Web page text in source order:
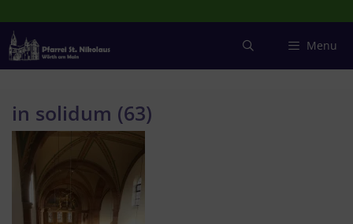
Inhalt
springen
Menu
in solidum (63)